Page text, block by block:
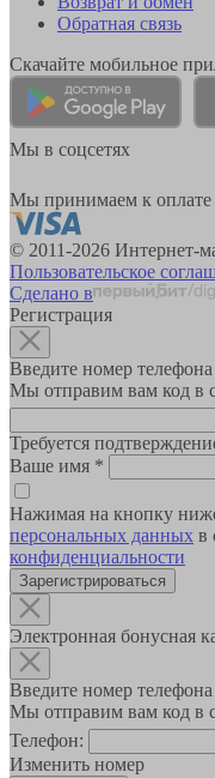
Обратная связь
Скачайте мобильное
Мы в соцсетях
Мы принимаем к оплате
© 2011-2026 Интернет-
Пользовательское
Сделано в
Регистрация
Введите номер телефона
Мы отправим вам код в
Требуется
Ваше имя *
Нажимая на кнопку
персональных данных в
конфиденциальности
Зарегистрироваться
Электронная бонусная
Введите номер телефона
Мы отправим вам код в
Телефон:
Изменить номер